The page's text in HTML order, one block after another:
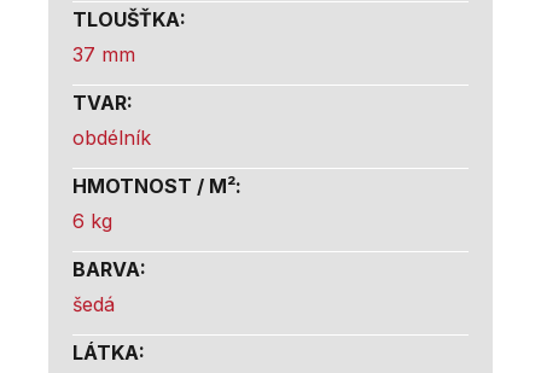
TLOUŠŤKA:
37 mm
TVAR:
obdélník
HMOTNOST / M²:
6 kg
BARVA:
šedá
LÁTKA: